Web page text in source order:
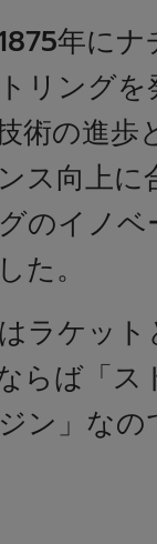
年に
リング
術の進歩
ス向上
のイノ
た。
ラケット
らば「ス
ン」なの